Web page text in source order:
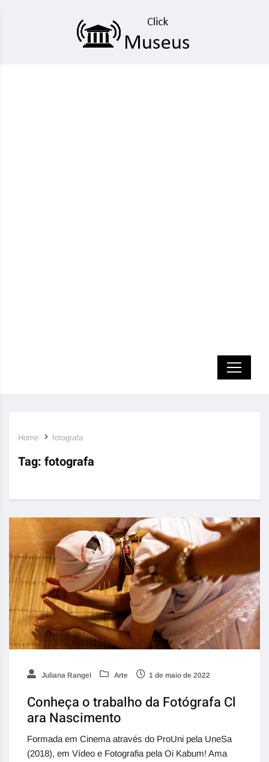
Home fotografa
Tag: fotografa
Juliana Rangel Arte 1 de maio de 2022
Conheça o trabalho da Fotógrafa Cl
ara Nascimento
Formada em Cinema através do ProUni pela UneSa
(2018), em Vídeo e Fotografia pela Oi Kabum! Ama